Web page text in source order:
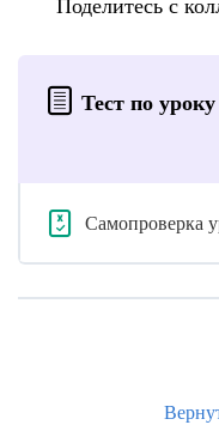
Тест по уроку
Самопроверка